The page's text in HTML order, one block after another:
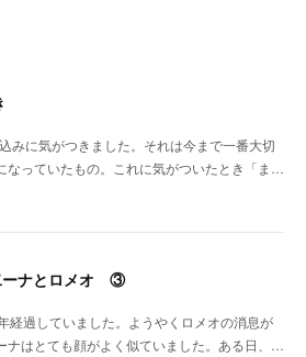
みに気がつきました。それは今まで一番大切
なっていたもの。これに気がついたとき「ま…
ーナとロメオ ③
経過していました。ようやくロメオの消息が
ナはとても顔がよく似ていました。ある日、…